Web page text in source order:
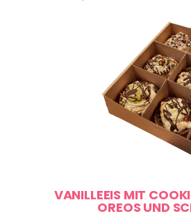
VANILLEEIS MIT
OREOS UND